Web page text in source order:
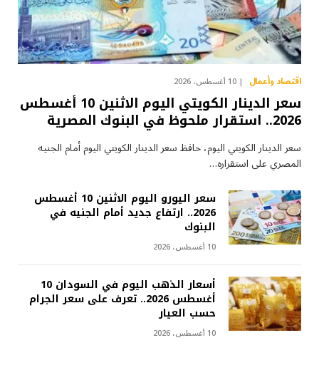
اقتصاد وأعمال 10 أغسطس، 2026
سعر الدينار الكويتي اليوم الاثنين 10 أغسطس
2026.. استقرار ملحوظ في البنوك المصرية
سعر الدينار الكويتي اليوم، حافظ سعر الدينار الكويتي اليوم أمام الجنيه
المصري على استقراره…
سعر اليورو اليوم الاثنين 10 أغسطس
2026.. ارتفاع جديد أمام الجنيه في
البنوك
10 أغسطس، 2026
أسعار الذهب اليوم في السودان 10
أغسطس 2026.. تعرف على سعر الجرام
حسب العيار
10 أغسطس، 2026